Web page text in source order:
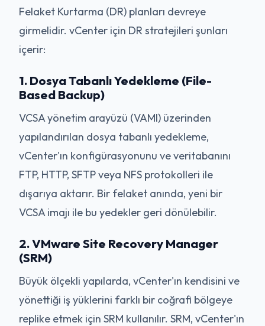
Felaket Kurtarma (DR) planları devreye
girmelidir. vCenter için DR stratejileri şunları
içerir:
1. Dosya Tabanlı Yedekleme (File-
Based Backup)
VCSA yönetim arayüzü (VAMI) üzerinden
yapılandırılan dosya tabanlı yedekleme,
vCenter'ın konfigürasyonunu ve veritabanını
FTP, HTTP, SFTP veya NFS protokolleri ile
dışarıya aktarır. Bir felaket anında, yeni bir
VCSA imajı ile bu yedekler geri dönülebilir.
2. VMware Site Recovery Manager
(SRM)
Büyük ölçekli yapılarda, vCenter'ın kendisini ve
yönettiği iş yüklerini farklı bir coğrafi bölgeye
replike etmek için SRM kullanılır. SRM, vCenter'ın